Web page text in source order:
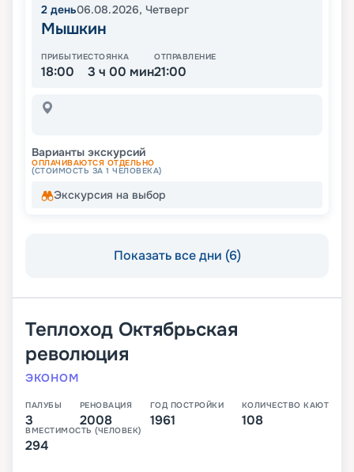
2 день06.08.2026, Четверг
Мышкин
ПРИБЫТИЕ
18:00
СТОЯНКА
3 ч 00 мин
ОТПРАВЛЕНИЕ
21:00
Варианты экскурсий
ОПЛАЧИВАЮТСЯ ОТДЕЛЬНО
(СТОИМОСТЬ ЗА 1 ЧЕЛОВЕКА)
Экскурсия на выбор
Показать все дни (6)
Теплоход Октябрьская
революция
ЭКОНОМ
ПАЛУБЫ
3
РЕНОВАЦИЯ
2008
ГОД ПОСТРОЙКИ
1961
КОЛИЧЕСТВО КАЮТ
108
ВМЕСТИМОСТЬ (ЧЕЛОВЕК)
294